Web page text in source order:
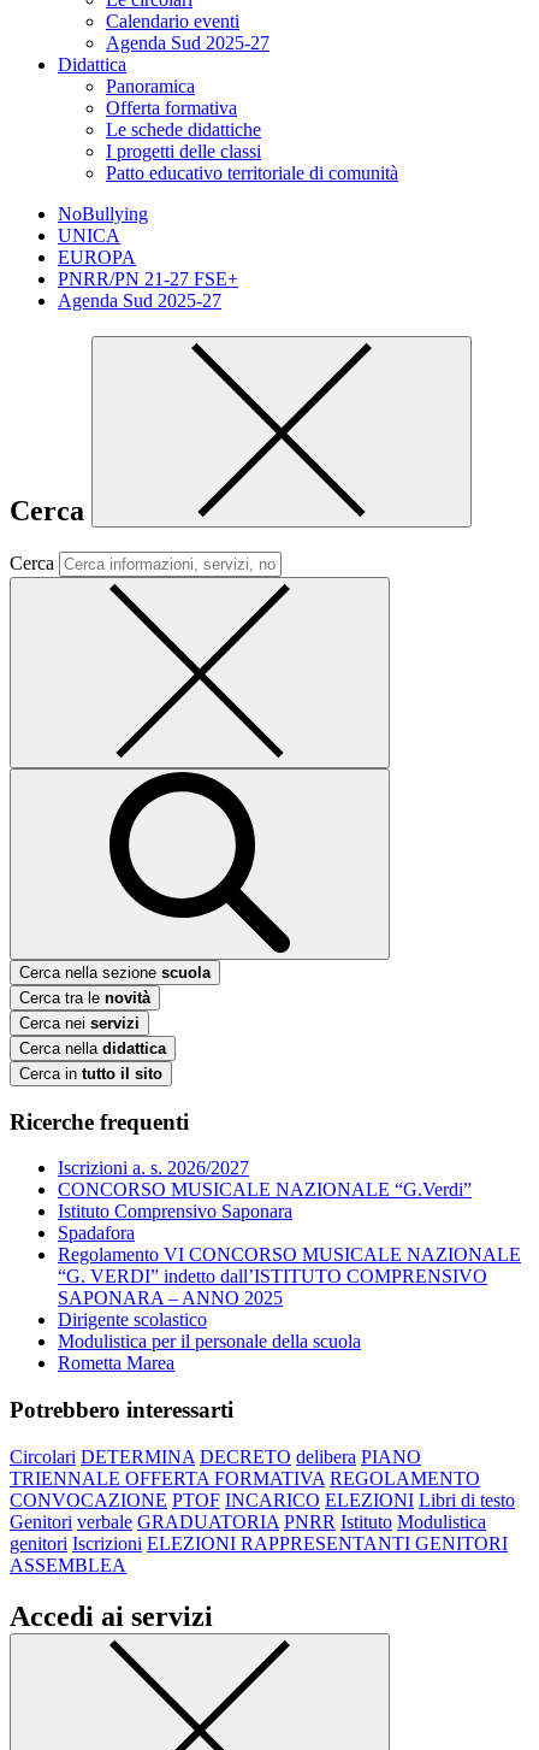
Calendario eventi
Agenda Sud 2025-27
Didattica
Panoramica
Offerta formativa
Le schede didattiche
I progetti delle classi
Patto educativo territoriale di comunità
NoBullying
UNICA
EUROPA
PNRR/PN 21-27 FSE+
Agenda Sud 2025-27
Cerca
Cerca
Cerca nella sezione scuola
Cerca tra le novità
Cerca nei servizi
Cerca nella didattica
Cerca in tutto il sito
Ricerche frequenti
Iscrizioni a. s. 2026/2027
CONCORSO MUSICALE NAZIONALE “G.Verdi”
Istituto Comprensivo Saponara
Spadafora
Regolamento VI CONCORSO MUSICALE NAZIONALE
“G. VERDI” indetto dall’ISTITUTO COMPRENSIVO
SAPONARA – ANNO 2025
Dirigente scolastico
Modulistica per il personale della scuola
Rometta Marea
Potrebbero interessarti
Circolari DETERMINA DECRETO delibera PIANO
TRIENNALE OFFERTA FORMATIVA REGOLAMENTO
CONVOCAZIONE PTOF INCARICO ELEZIONI Libri di testo
Genitori verbale GRADUATORIA PNRR Istituto Modulistica
genitori Iscrizioni ELEZIONI RAPPRESENTANTI GENITORI
ASSEMBLEA
Accedi ai servizi